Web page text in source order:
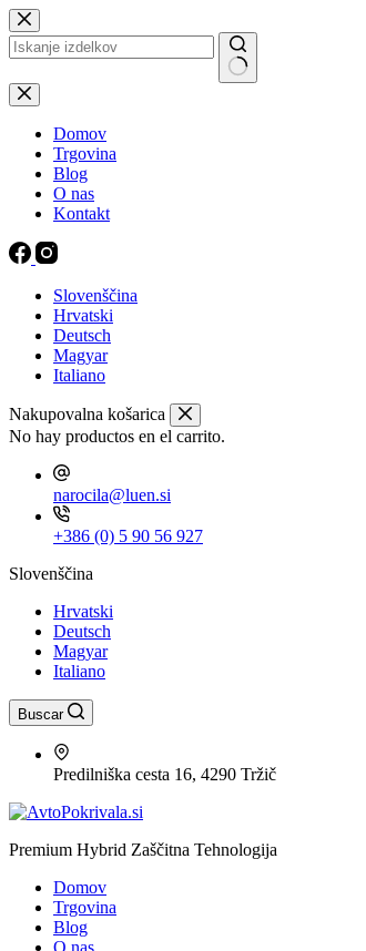
Preskoči
na
vsebino
Ni
rezultatov
Domov
Trgovina
Blog
O nas
Kontakt
Slovenščina
Hrvatski
Deutsch
Magyar
Italiano
Nakupovalna košarica
No hay productos en el carrito.
narocila@luen.si
+386 (0) 5 90 56 927
Slovenščina
Hrvatski
Deutsch
Magyar
Italiano
Buscar
Predilniška cesta 16, 4290 Tržič
Premium Hybrid Zaščitna Tehnologija
Domov
Trgovina
Blog
O nas